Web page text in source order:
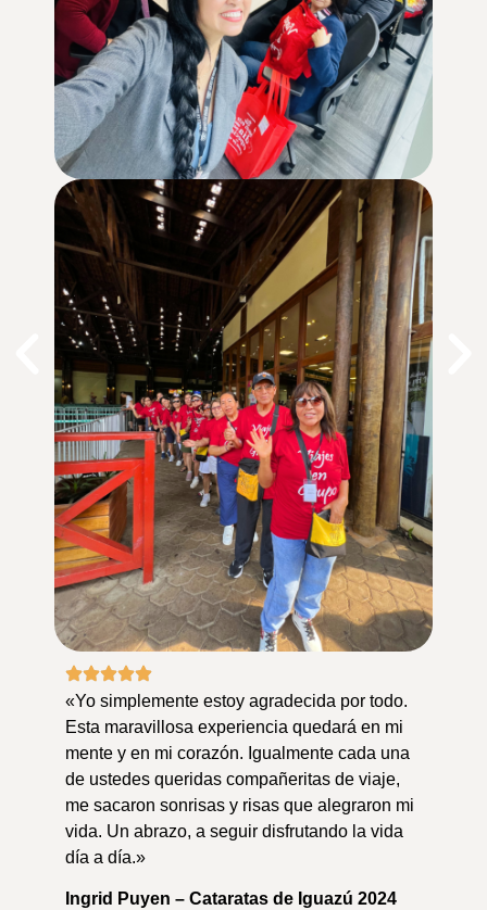
«Yo simplemente estoy agradecida por todo.
Esta maravillosa experiencia quedará en mi
mente y en mi corazón. Igualmente cada una
de ustedes queridas compañeritas de viaje,
me sacaron sonrisas y risas que alegraron mi
vida. Un abrazo, a seguir disfrutando la vida
día a día.»
Ingrid Puyen – Cataratas de Iguazú 2024